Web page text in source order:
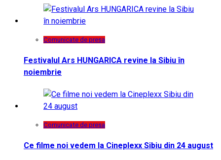
Comunicate de presa
Festivalul Ars HUNGARICA revine la Sibiu în
noiembrie
Comunicate de presa
Ce filme noi vedem la Cineplexx Sibiu din 24 august